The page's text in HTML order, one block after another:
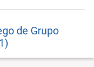
de Grupo